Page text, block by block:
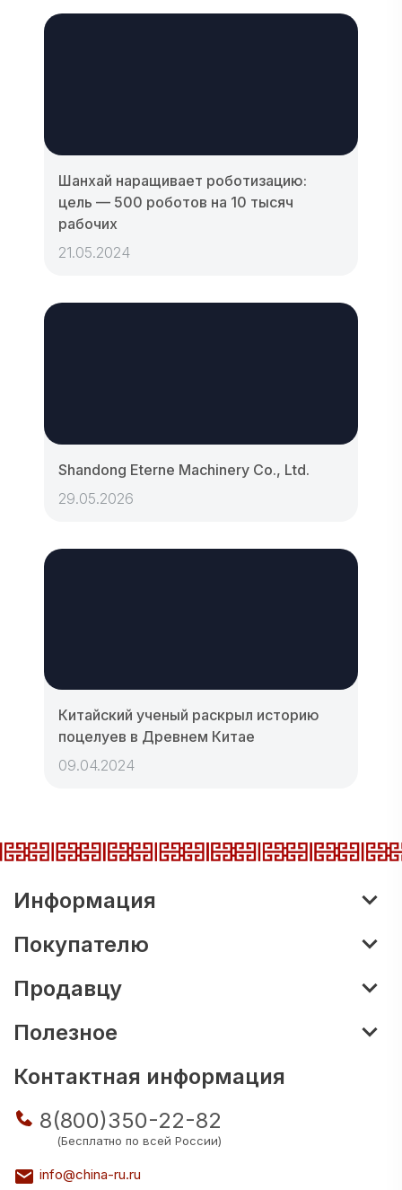
Шанхай наращивает роботизацию:
цель — 500 роботов на 10 тысяч
рабочих
21.05.2024
Shandong Eterne Machinery Co., Ltd.
29.05.2026
Китайский ученый раскрыл историю
поцелуев в Древнем Китае
09.04.2024
Информация
Покупателю
Продавцу
Полезное
Контактная информация
8(800)350-22-82
(Бесплатно по всей России)
info@china-ru.ru